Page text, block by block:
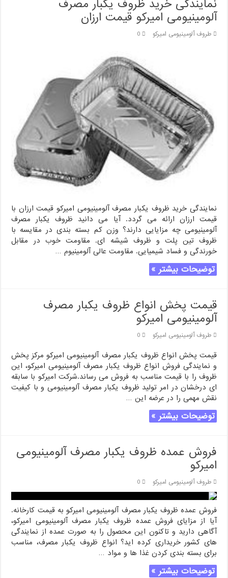
نمایندگی خرید ظروف یکبار مصرف
آلومینیومی امیرکو قیمت ارزان
طروف آلومینیومی امیرکو 0
نمایندگی خرید ظروف یکبار مصرف آلومینیومی امیرکو قیمت ارزان با
قیمت ارزان ارائه می گردد. آیا می دانید ظروف یکبار مصرف
آلومینیومی چه مزایایی دارند؟ وزن کم بسته بندی در مقایسه با
ظروف تین پلت و ظروف شیشه ای. مقاومت خوب در مقابل
خورندگی و فساد شیمیایی. مقاومت عالی آلومینیوم …
توضیحات بیشتر »
قیمت پخش انواع ظروف یکبار مصرف
آلومینیومی امیرکو
طروف آلومینیومی امیرکو 0
قیمت پخش انواع ظروف یکبار مصرف آلومینیومی امیرکو مرکز پخش
و نمایندگی فروش انواع ظروف یکبار مصرف آلومینیومی امیرکو، این
ظروف را با قیمت مناسب به فروش می رساند.شرکت امیرکو با سابقه
ای درخشان در امر تولید ظروف یکبار مصرف آلومینیومی و با کیفیت
نقش مهمی را در عرضه این …
توضیحات بیشتر »
فروش عمده ظروف یکبار مصرف آلومینیومی
امیرکو
طروف آلومینیومی امیرکو 0
فروش عمده ظروف یکبار مصرف آلومینیومی امیرکو به قیمت کارخانه.
آیا از مزایای فروش عمده ظروف یکبار مصرف آلومینیومی امیرکو،
آگاهی دارید و تاکنون این محصول را به صورت عمده از نمایندگی
های کشور خریداری کرده اید؟ انواع ظروف یکبار مصرف، مناسب
برای بسته بندی کردن غذا ها و مواد …
توضیحات بیشتر »